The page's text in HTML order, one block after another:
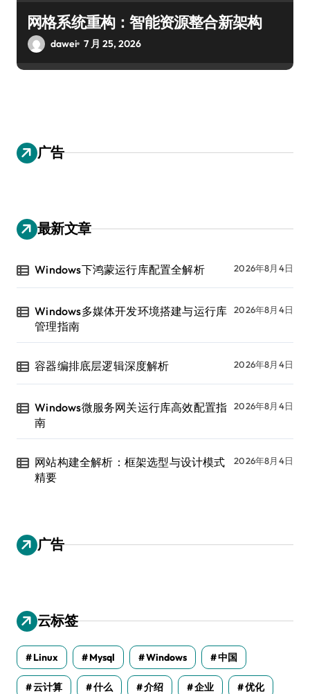
网格系统重构：智能资源整合新架构
dawei 7 月 25, 2026
广告
最新文章
Windows下鸿蒙运行库配置全解析 2026年8月4日
Windows多媒体开发环境搭建与运行库
管理指南
2026年8月4日
容器编排底层逻辑深度解析 2026年8月4日
Windows微服务网关运行库高效配置指
南
2026年8月4日
网站构建全解析：框架选型与设计模式
精要
2026年8月4日
广告
云标签
Linux Mysql Windows 中国
云计算 什么 介绍 企业 优化